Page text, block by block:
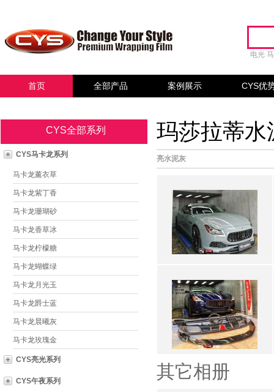
电光
首页 全部产品 案例展示 CYS优
CYS全部系列
CYS马卡龙系列
马卡龙薰衣草
马卡龙紫丁香
马卡龙珊瑚砂
马卡龙香草冰
马卡龙柠檬糖
马卡龙蝴蝶绿
马卡龙月光玉
马卡龙爵士蓝
马卡龙晨曦灰
马卡龙玫瑰金
CYS亮光系列
CYS午夜系列
玛莎拉蒂水
亮水泥灰
其它相册